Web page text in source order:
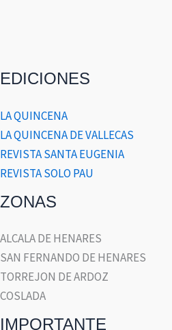
EDICIONES
LA QUINCENA
LA QUINCENA DE VALLECAS
REVISTA SANTA EUGENIA
REVISTA SOLO PAU
ZONAS
ALCALA DE HENARES
SAN FERNANDO DE HENARES
TORREJON DE ARDOZ
COSLADA
IMPORTANTE